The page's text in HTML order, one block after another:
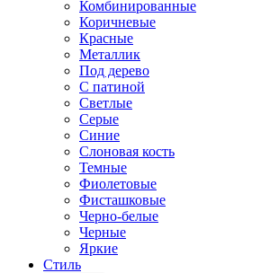
Комбинированные
Коричневые
Красные
Металлик
Под дерево
С патиной
Светлые
Серые
Синие
Слоновая кость
Темные
Фиолетовые
Фисташковые
Черно-белые
Черные
Яркие
Стиль